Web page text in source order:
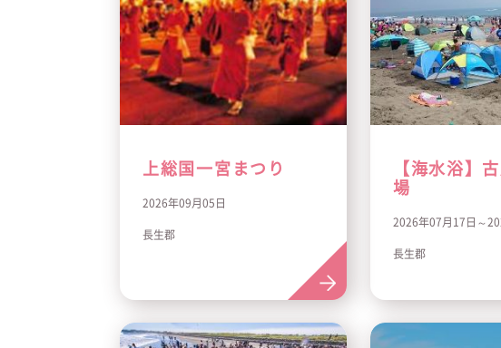
上総国一宮まつり
2026年09月05日
長生郡
【海水浴】
場
2026年07月17日～
長生郡